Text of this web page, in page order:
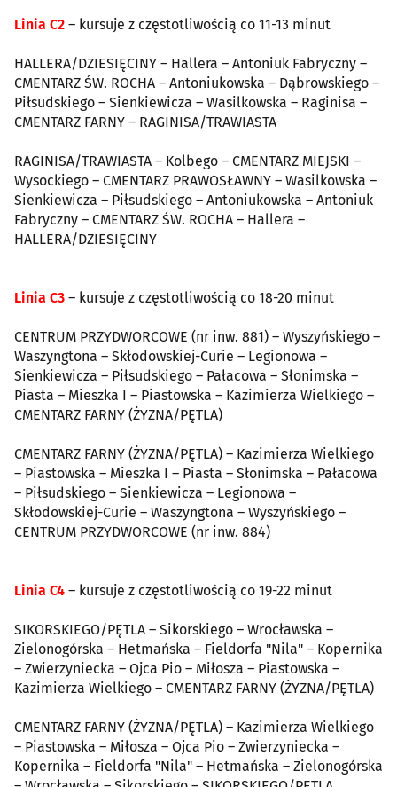
Linia C2 – kursuje z częstotliwością co 11-13 minut
HALLERA/DZIESIĘCINY – Hallera – Antoniuk Fabryczny –
CMENTARZ ŚW. ROCHA – Antoniukowska – Dąbrowskiego –
Piłsudskiego – Sienkiewicza – Wasilkowska – Raginisa –
CMENTARZ FARNY – RAGINISA/TRAWIASTA
RAGINISA/TRAWIASTA – Kolbego – CMENTARZ MIEJSKI –
Wysockiego – CMENTARZ PRAWOSŁAWNY – Wasilkowska –
Sienkiewicza – Piłsudskiego – Antoniukowska – Antoniuk
Fabryczny – CMENTARZ ŚW. ROCHA – Hallera –
HALLERA/DZIESIĘCINY
Linia C3 – kursuje z częstotliwością co 18-20 minut
CENTRUM PRZYDWORCOWE (nr inw. 881) – Wyszyńskiego –
Waszyngtona – Skłodowskiej-Curie – Legionowa –
Sienkiewicza – Piłsudskiego – Pałacowa – Słonimska –
Piasta – Mieszka I – Piastowska – Kazimierza Wielkiego –
CMENTARZ FARNY (ŻYZNA/PĘTLA)
CMENTARZ FARNY (ŻYZNA/PĘTLA) – Kazimierza Wielkiego
– Piastowska – Mieszka I – Piasta – Słonimska – Pałacowa
– Piłsudskiego – Sienkiewicza – Legionowa –
Skłodowskiej-Curie – Waszyngtona – Wyszyńskiego –
CENTRUM PRZYDWORCOWE (nr inw. 884)
Linia C4 – kursuje z częstotliwością co 19-22 minut
SIKORSKIEGO/PĘTLA – Sikorskiego – Wrocławska –
Zielonogórska – Hetmańska – Fieldorfa "Nila" – Kopernika
– Zwierzyniecka – Ojca Pio – Miłosza – Piastowska –
Kazimierza Wielkiego – CMENTARZ FARNY (ŻYZNA/PĘTLA)
CMENTARZ FARNY (ŻYZNA/PĘTLA) – Kazimierza Wielkiego
– Piastowska – Miłosza – Ojca Pio – Zwierzyniecka –
Kopernika – Fieldorfa "Nila" – Hetmańska – Zielonogórska